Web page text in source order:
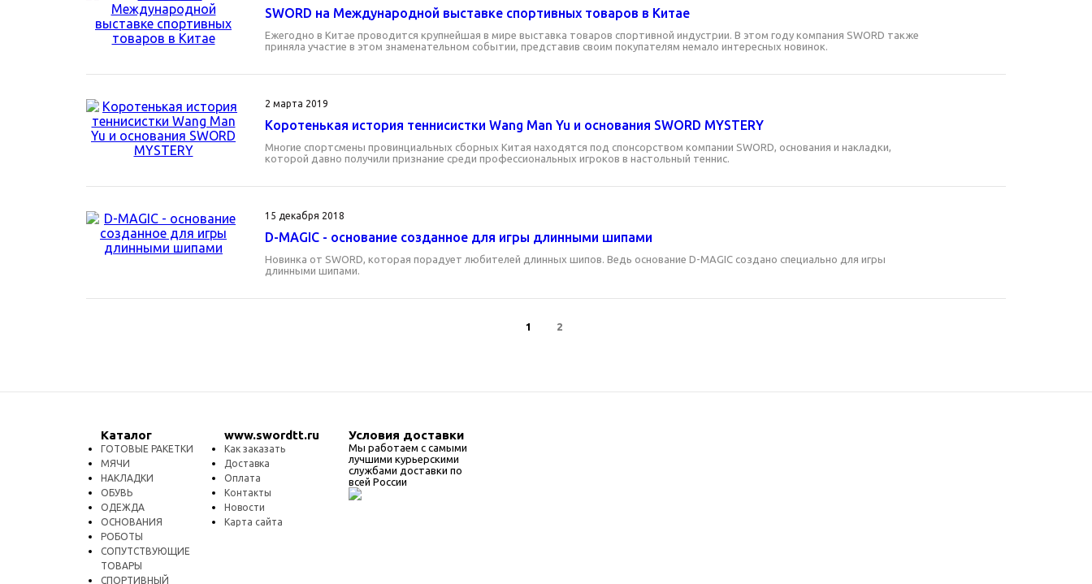
SWORD на Международной выставке спортивных товаров в Китае
Ежегодно в Китае проводится крупнейшая в мире выставка товаров спортивной индустрии. В этом году компания SWORD также
приняла участие в этом знаменательном событии, представив своим покупателям немало интересных новинок.
2 марта 2019
Коротенькая история теннисистки Wang Man Yu и основания SWORD MYSTERY
Многие спортсмены провинциальных сборных Китая находятся под спонсорством компании SWORD, основания и накладки,
которой давно получили признание среди профессиональных игроков в настольный теннис.
15 декабря 2018
D-MAGIC - основание созданное для игры длинными шипами
Новинка от SWORD, которая порадует любителей длинных шипов. Ведь основание D-MAGIC создано специально для игры
длинными шипами.
1 2
Каталог
ГОТОВЫЕ РАКЕТКИ
МЯЧИ
НАКЛАДКИ
ОБУВЬ
ОДЕЖДА
ОСНОВАНИЯ
РОБОТЫ
СОПУТСТВУЮЩИЕ
ТОВАРЫ
СПОРТИВНЫЙ
www.swordtt.ru
Как заказать
Доставка
Оплата
Контакты
Новости
Карта сайта
Условия доставки
Мы работаем с самыми
лучшими курьерскими
службами доставки по
всей России